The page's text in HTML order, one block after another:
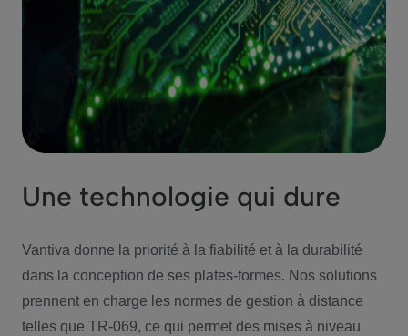
Une technologie qui dure
Vantiva donne la priorité à la fiabilité et à la durabilité
dans la conception de ses plates-formes. Nos solutions
prennent en charge les normes de gestion à distance
telles que TR-069, ce qui permet des mises à niveau